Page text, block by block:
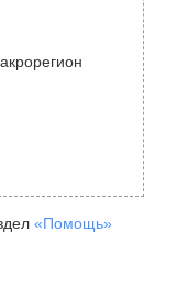
«Помощь»